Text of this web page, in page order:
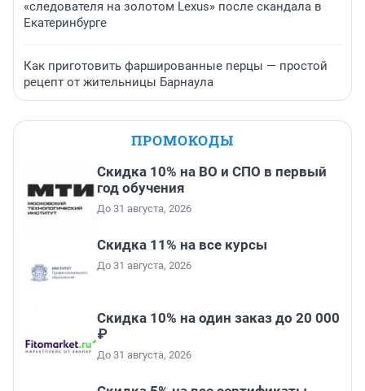
«следователя на золотом Lexus» после скандала в
Екатеринбурге
Как приготовить фаршированные перцы — простой
рецепт от жительницы Барнаула
ПРОМОКОДЫ
Скидка 10% на ВО и СПО в первый
год обучения
До 31 августа, 2026
Скидка 11% на все курсы
До 31 августа, 2026
Скидка 10% на один заказ до 20 000
₽
До 31 августа, 2026